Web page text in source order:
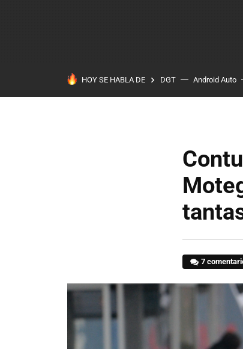
HOY SE HABLA DE DGT Android Auto
7